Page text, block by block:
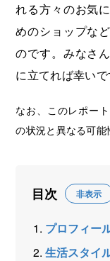
れる方々のお気
めのショップな
のです。みなさ
に立てれば幸いで
なお、このレポー
の状況と異なる可能
目次 非表示
プロフィー
生活スタイ